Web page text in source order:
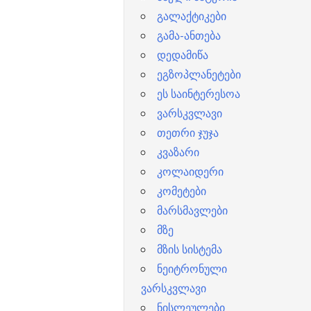
გალაქტიკები
გამა-ანთება
დედამიწა
ეგზოპლანეტები
ეს საინტერესოა
ვარსკვლავი
თეთრი ჯუჯა
კვაზარი
კოლაიდერი
კომეტები
მარსმავლები
მზე
მზის სისტემა
ნეიტრონული
ვარსკვლავი
ნისლეულები